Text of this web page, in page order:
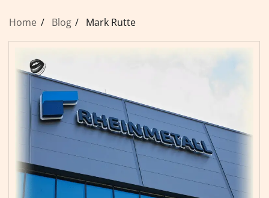
Home Blog Mark Rutte